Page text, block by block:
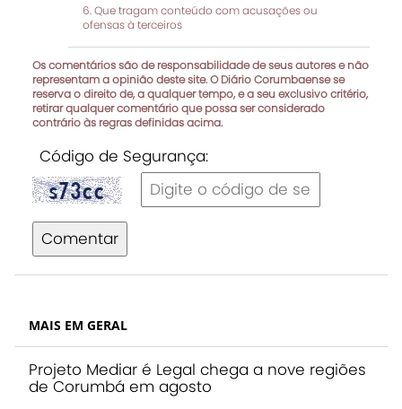
Que tragam conteúdo com acusações ou
ofensas à terceiros
Os comentários são de responsabilidade de seus autores e não
representam a opinião deste site. O Diário Corumbaense se
reserva o direito de, a qualquer tempo, e a seu exclusivo critério,
retirar qualquer comentário que possa ser considerado
contrário às regras definidas acima.
Código de Segurança:
Comentar
MAIS EM GERAL
Projeto Mediar é Legal chega a nove regiões
de Corumbá em agosto